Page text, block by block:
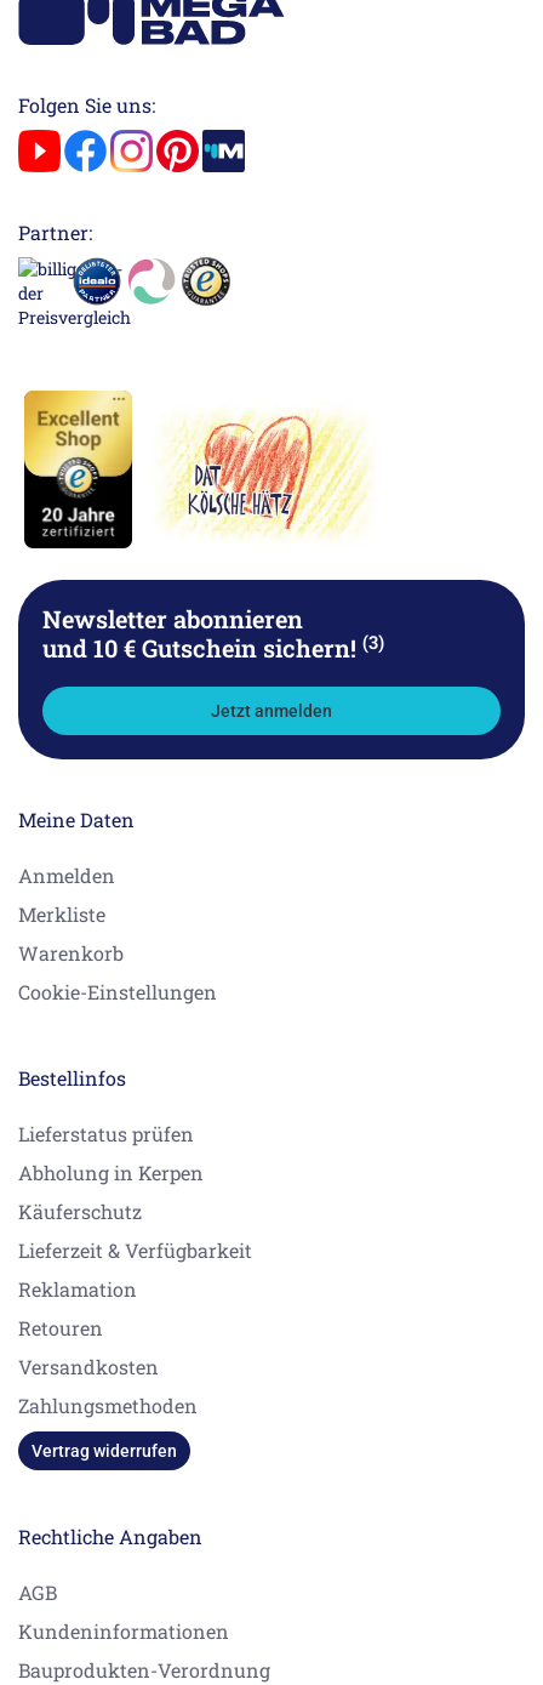
Folgen Sie uns:
Partner:
Newsletter abonnieren
und 10 € Gutschein sichern! (3)
Jetzt anmelden
Meine Daten
Anmelden
Merkliste
Warenkorb
Cookie-Einstellungen
Bestellinfos
Lieferstatus prüfen
Abholung in Kerpen
Käuferschutz
Lieferzeit & Verfügbarkeit
Reklamation
Retouren
Versandkosten
Zahlungsmethoden
Vertrag widerrufen
Rechtliche Angaben
AGB
Kundeninformationen
Bauprodukten-Verordnung